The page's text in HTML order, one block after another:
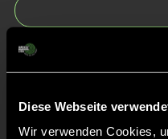
Diese Webseite
Wir verwenden Cookies,